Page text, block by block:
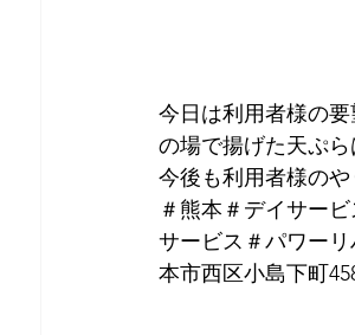
今日は利用者様の
の場で揚げた天ぷ
今後も利用者様の
＃熊本＃デイサー
サービス＃パワー
本市西区小島下町